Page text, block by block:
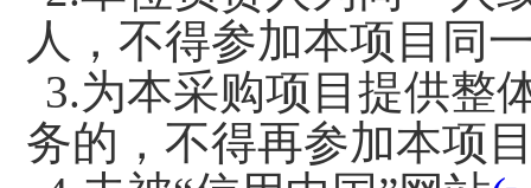
人，不得参加本项目同
3.为本采购项目提供整
务的，不得再参加本项